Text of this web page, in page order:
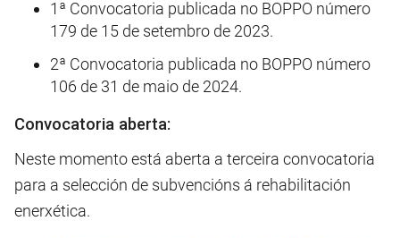
1ª Convocatoria publicada no BOPPO número
179 de 15 de setembro de 2023.
2ª Convocatoria publicada no BOPPO número
106 de 31 de maio de 2024.
Convocatoria aberta:
Neste momento está aberta a terceira convocatoria
para a selección de subvencións á rehabilitación
enerxética.